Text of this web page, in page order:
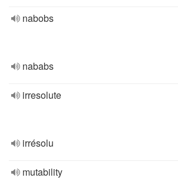
nabobs
nababs
irresolute
irrésolu
mutability